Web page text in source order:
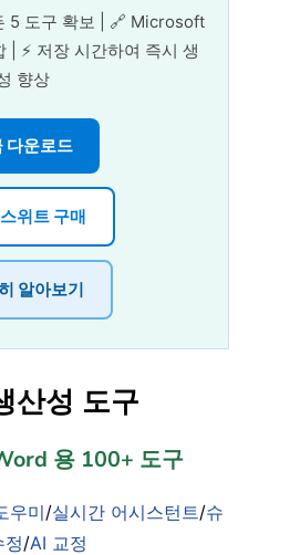
5 도구 확보 | 🔗 Microsoft
⚡ 저장 시간하여 즉시 생
향상
다운로드
위트 구매
알아보기
산성 도구
용 100+ 도구
우미/실시간 어시스턴트/슈
정/AI 교정